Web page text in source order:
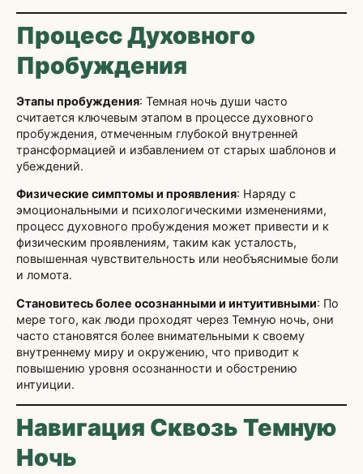
Процесс Духовного
Пробуждения
Этапы пробуждения: Темная ночь души часто
считается ключевым этапом в процессе духовного
пробуждения, отмеченным глубокой внутренней
трансформацией и избавлением от старых шаблонов и
убеждений.
Физические симптомы и проявления: Наряду с
эмоциональными и психологическими изменениями,
процесс духовного пробуждения может привести и к
физическим проявлениям, таким как усталость,
повышенная чувствительность или необъяснимые боли
и ломота.
Становитесь более осознанными и интуитивными: По
мере того, как люди проходят через Темную ночь, они
часто становятся более внимательными к своему
внутреннему миру и окружению, что приводит к
повышению уровня осознанности и обострению
интуиции.
Навигация Сквозь Темную
Ночь